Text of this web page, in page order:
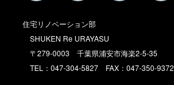
住宅リノベーション部
SHUKEN Re URAYASU
〒279-0003 千葉県浦安市海楽2-5-35
TEL：047-304-5827 FAX：047-350-9372